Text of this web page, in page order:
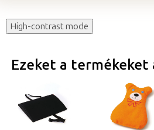
High-contrast mode
Ezeket a termékeket